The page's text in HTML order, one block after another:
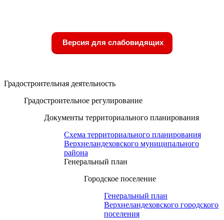
Версия для слабовидящих
Градостроительная деятельность
Градостроительное регулирование
Документы территориального планирования
Схема территориального планирования
Верхнеландеховского муниципального
района
Генеральный план
Городское поселение
Генеральный план
Верхнеландеховского городского
поселения